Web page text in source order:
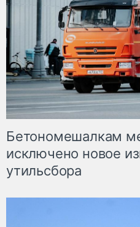
Бетономешалкам
исключено новое
утильсбора